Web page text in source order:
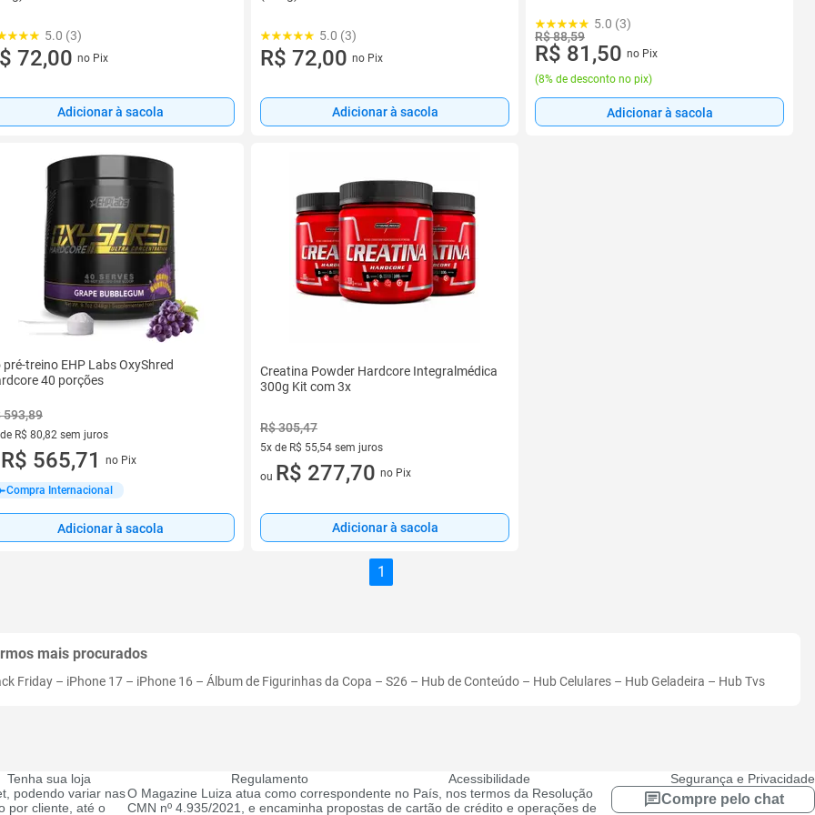
5.0 (3)
72,00 no Pix
Adicionar à sacola
5.0 (3)
R$ 72,00 no Pix
Adicionar à sacola
5.0 (3)
R$ 88,59
R$ 81,50 no Pix
(8% de desconto no pix)
Adicionar à sacola
pré-treino EHP Labs OxyShred
40 porções
593,89
R$ 80,82 sem juros
de R$ 80,82 sem juros
R$ 565,71 no Pix
Compra Internacional
Adicionar à sacola
Creatina Powder Hardcore Integralmédica
300g Kit com 3x
R$ 305,47
5x de R$ 55,54 sem juros
5 vez de R$ 55,54 sem juros
ou R$ 277,70 no Pix
Adicionar à sacola
1
mais procurados
Friday – iPhone 17 – iPhone 16 – Álbum de Figurinhas da Copa – S26 – Hub de Conteúdo – Hub Celulares – Hub Geladeira – Hub Tvs
Tenha sua loja Regulamento Acessibilidade
Segurança e Privacidade
podendo variar nas
por cliente, até o
O Magazine Luiza atua como correspondente no País, nos termos da Resolução
CMN nº 4.935/2021, e encaminha propostas de cartão de crédito e operações de
Compre pelo chat